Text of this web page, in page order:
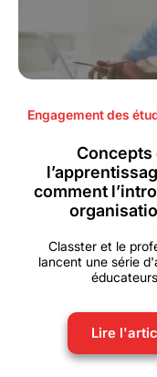
Engagement des
Concepts
comment
Classter et le
lancent une série
Lire